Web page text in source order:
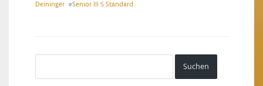
Deininger #Senior III S Standard